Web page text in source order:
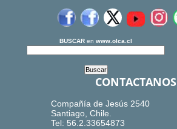
BUSCAR en www.olca.cl
CONTACTANOS
Compañía de Jesús 2540
Santiago, Chile.
Tel: 56.2.33654873